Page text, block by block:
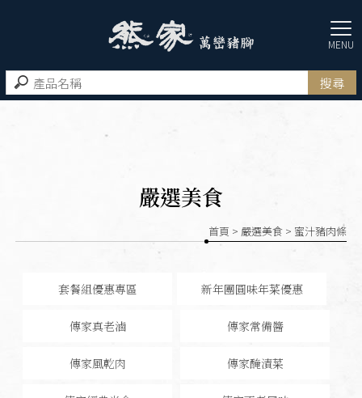
嚴選美食
首頁 > 嚴選美食 > 蜜汁豬肉條
套餐組優惠專區 新年團圓味年菜優惠
傳家真老滷 傳家常備醬
傳家風乾肉 傳家醃漬菜